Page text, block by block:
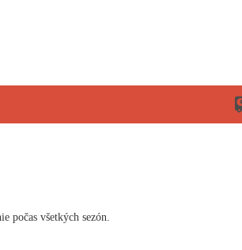
počas všetkých sezón.